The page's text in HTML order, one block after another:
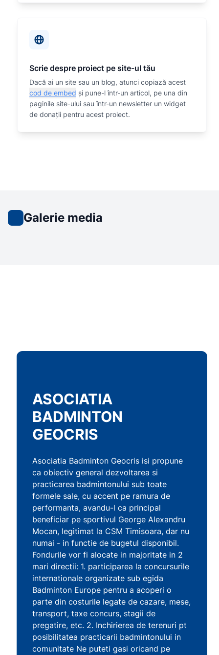
Scrie despre proiect pe site-ul tău
Dacă ai un site sau un blog, atunci copiază acest
cod de embed și pune-l într-un articol, pe una din
paginile site-ului sau într-un newsletter un widget
de donații pentru acest proiect.
Galerie media
ASOCIATIA
BADMINTON
GEOCRIS
Asociatia Badminton Geocris isi propune
ca obiectiv general dezvoltarea si
practicarea badmintonului sub toate
formele sale, cu accent pe ramura de
performanta, avandu-l ca principal
beneficiar pe sportivul George Alexandru
Mocan, legitimat la CSM Timisoara, dar nu
numai - in functie de bugetul disponibil.
Fondurile vor fi alocate in majoritate in 2
mari directii: 1. participarea la concursurile
internationale organizate sub egida
Badminton Europe pentru a acoperi o
parte din costurile legate de cazare, mese,
transport, taxe concurs, stagii de
pregatire, etc. 2. Inchirierea de terenuri pt
posibilitatea practicarii badmintonului in
comunitate Ne puteti gasi oricand pe